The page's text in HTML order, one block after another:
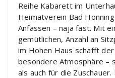
Reihe Kabarett im
Heimatverein Bad
Anfassen – naja fast. Mit
gemütlichen, Anzahl an
im Hohen Haus schafft
besondere Atmosphäre –
als auch für die